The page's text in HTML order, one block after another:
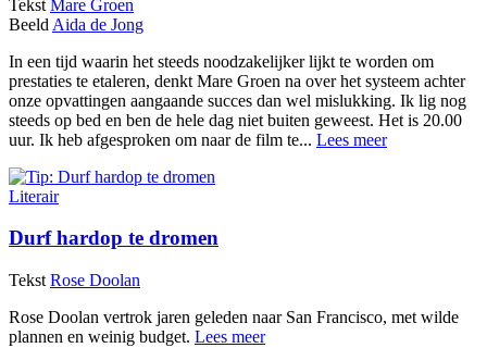
Tekst Mare Groen
Beeld Aida de Jong
In een tijd waarin het steeds noodzakelijker lijkt te worden om
prestaties te etaleren, denkt Mare Groen na over het systeem achter
onze opvattingen aangaande succes dan wel mislukking. Ik lig nog
steeds op bed en ben de hele dag niet buiten geweest. Het is 20.00
uur. Ik heb afgesproken om naar de film te... Lees meer
Literair
Durf hardop te dromen
Tekst Rose Doolan
Rose Doolan vertrok jaren geleden naar San Francisco, met wilde
plannen en weinig budget. Lees meer